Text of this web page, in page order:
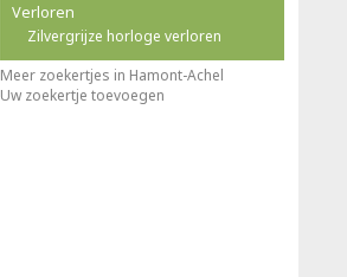
Verloren
Zilvergrijze horloge verloren
Meer zoekertjes in Hamont-Achel
Uw zoekertje toevoegen